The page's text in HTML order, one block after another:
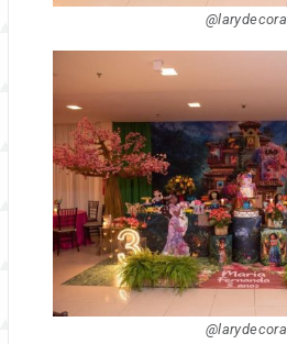
@larydecora
@larydecora